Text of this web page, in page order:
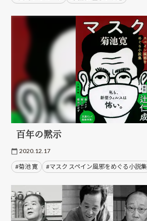
百年の黙示
2020.12.17
#菊池 寛 #マスク スペイン風邪をめぐる小説集